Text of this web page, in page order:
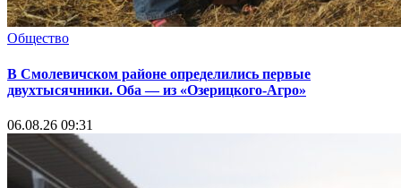
Общество
В Смолевичском районе определились первые
двухтысячники. Оба — из «Озерицкого-Агро»
06.08.26 09:31